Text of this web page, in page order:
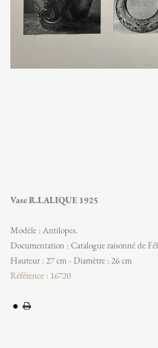
Vase R.LALIQUE 1925
Modèle : Antilopes.
Documentation : Catalogue raisonné de
Hauteur : 27 cm - Diamètre : 26 cm
Référence : 16720